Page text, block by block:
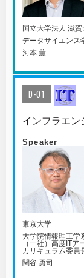
国⽴⼤学法⼈ 滋賀
データサイエンス
河本 薫
D-01
インフラエン
Speaker
東京大学
大学院情報理工学
（一社）高度IT
カリキュラム委員
関谷 勇司